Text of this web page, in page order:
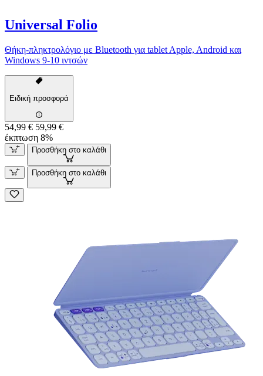
Universal Folio
Θήκη-πληκτρολόγιο με Bluetooth για tablet Apple, Android και
Windows 9-10 ιντσών
Ειδική προσφορά
54,99 € 59,99 €
έκπτωση 8%
Προσθήκη στο καλάθι
Προσθήκη στο καλάθι